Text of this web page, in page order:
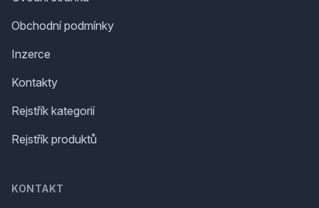
Obchodní podmínky
Inzerce
Kontakty
Rejstřík kategorií
Rejstřík produktů
KONTAKT